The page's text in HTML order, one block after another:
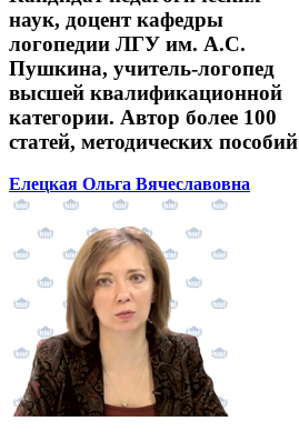
наук, доцент кафедры
логопедии ЛГУ им. А.С.
Пушкина, учитель-логопед
высшей квалификационной
категории. Автор более 100
статей, методических пособий
Елецкая Ольга Вячеславовна